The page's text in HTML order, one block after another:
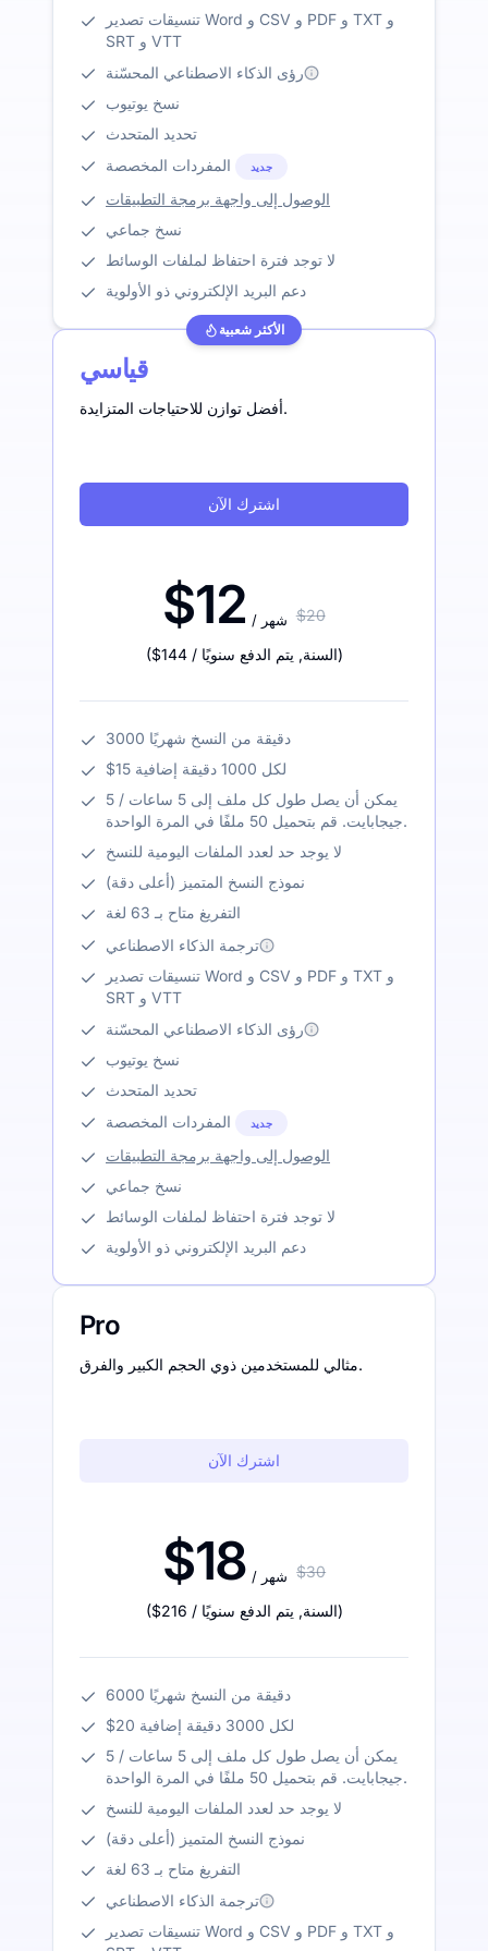
تنسيقات تصدير Word و CSV و PDF و TXT و
SRT و VTT
رؤى الذكاء الاصطناعي المحسّنة
نسخ يوتيوب
تحديد المتحدث
المفردات المخصصة
جديد
الوصول إلى واجهة برمجة التطبيقات
نسخ جماعي
لا توجد فترة احتفاظ لملفات الوسائط
دعم البريد الإلكتروني ذو الأولوية
الأكثر شعبية
قياسي
أفضل توازن للاحتياجات المتزايدة.
اشترك الآن
$12 / شهر $20
($144 / السنة, يتم الدفع سنويًا )
3000 دقيقة من النسخ شهريًا
$15 لكل 1000 دقيقة إضافية
يمكن أن يصل طول كل ملف إلى 5 ساعات / 5
جيجابايت. قم بتحميل 50 ملفًا في المرة الواحدة.
لا يوجد حد لعدد الملفات اليومية للنسخ
نموذج النسخ المتميز (أعلى دقة)
التفريغ متاح بـ 63 لغة
ترجمة الذكاء الاصطناعي
تنسيقات تصدير Word و CSV و PDF و TXT و
SRT و VTT
رؤى الذكاء الاصطناعي المحسّنة
نسخ يوتيوب
تحديد المتحدث
المفردات المخصصة
جديد
الوصول إلى واجهة برمجة التطبيقات
نسخ جماعي
لا توجد فترة احتفاظ لملفات الوسائط
دعم البريد الإلكتروني ذو الأولوية
Pro
مثالي للمستخدمين ذوي الحجم الكبير والفرق.
اشترك الآن
$18 / شهر $30
($216 / السنة, يتم الدفع سنويًا )
6000 دقيقة من النسخ شهريًا
$20 لكل 3000 دقيقة إضافية
يمكن أن يصل طول كل ملف إلى 5 ساعات / 5
جيجابايت. قم بتحميل 50 ملفًا في المرة الواحدة.
لا يوجد حد لعدد الملفات اليومية للنسخ
نموذج النسخ المتميز (أعلى دقة)
التفريغ متاح بـ 63 لغة
ترجمة الذكاء الاصطناعي
تنسيقات تصدير Word و CSV و PDF و TXT و